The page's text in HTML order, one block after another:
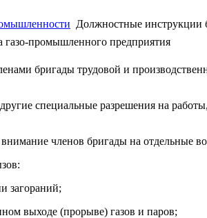
Должностные инструкции
промышленного предприятия
бригады трудовой и
специальные разрешения на
членов бригады на отдельные
загораний;
выходе (прорыве) газов и паров;